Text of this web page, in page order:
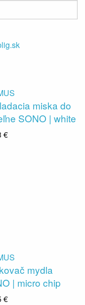
miska do
SONO | white
€
mydla
| micro chip
€